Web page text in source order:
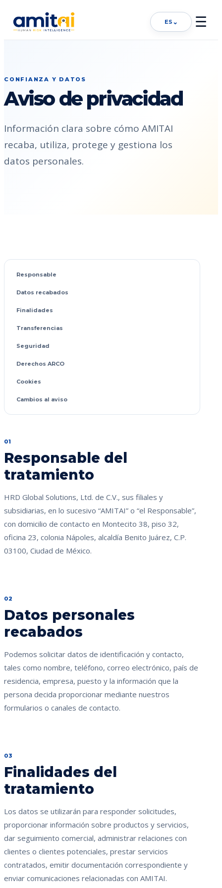
ES ⌄ ☰
CONFIANZA Y DATOS
Aviso de privacidad
Información clara sobre cómo AMITAI
recaba, utiliza, protege y gestiona los
datos personales.
Responsable
Datos recabados
Finalidades
Transferencias
Seguridad
Derechos ARCO
Cookies
Cambios al aviso
01
Responsable del
tratamiento
HRD Global Solutions, Ltd. de C.V., sus filiales y
subsidiarias, en lo sucesivo “AMITAI” o “el Responsable”,
con domicilio de contacto en Montecito 38, piso 32,
oficina 23, colonia Nápoles, alcaldía Benito Juárez, C.P.
03100, Ciudad de México.
02
Datos personales
recabados
Podemos solicitar datos de identificación y contacto,
tales como nombre, teléfono, correo electrónico, país de
residencia, empresa, puesto y la información que la
persona decida proporcionar mediante nuestros
formularios o canales de contacto.
03
Finalidades del
tratamiento
Los datos se utilizarán para responder solicitudes,
proporcionar información sobre productos y servicios,
dar seguimiento comercial, administrar relaciones con
clientes o clientes potenciales, prestar servicios
contratados, emitir documentación correspondiente y
enviar comunicaciones relacionadas con AMITAI.